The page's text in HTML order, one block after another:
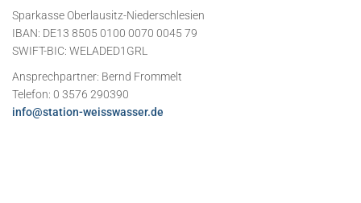
Sparkasse Oberlausitz-Niederschlesien
IBAN: DE13 8505 0100 0070 0045 79
SWIFT-BIC: WELADED1GRL
Ansprechpartner: Bernd Frommelt
Telefon: 0 3576 290390
info@station-weisswasser.de